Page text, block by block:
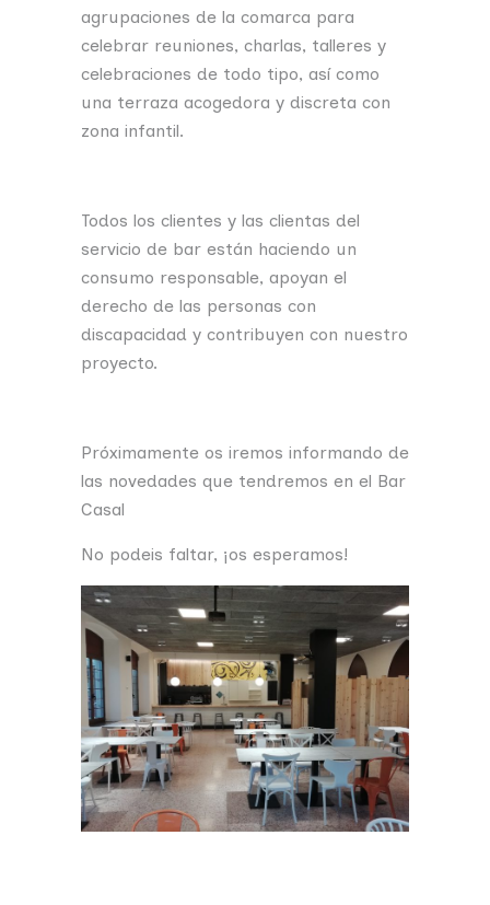
agrupaciones de la comarca para
celebrar reuniones, charlas, talleres y
celebraciones de todo tipo, así como
una terraza acogedora y discreta con
zona infantil.
Todos los clientes y las clientas del
servicio de bar están haciendo un
consumo responsable, apoyan el
derecho de las personas con
discapacidad y contribuyen con nuestro
proyecto.
Próximamente os iremos informando de
las novedades que tendremos en el Bar
Casal
No podeis faltar, ¡os esperamos!